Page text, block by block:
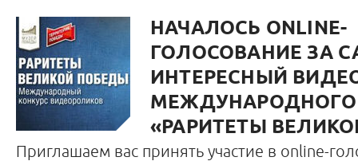
НАЧАЛОСЬ ONLINE-
ГОЛОСОВАНИЕ ЗА
ИНТЕРЕСНЫЙ
МЕЖДУНАРОДНОГО
«РАРИТЕТЫ
Приглашаем вас принять участие в online-